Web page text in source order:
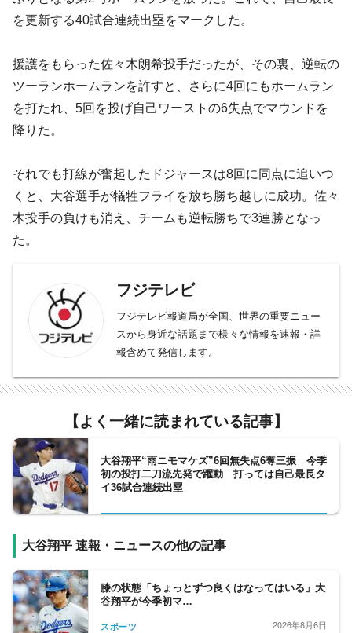
を更新する40試合連続出塁をマークした。
援護をもらった佐々木朗希投手だったが、その裏、逆転の
ツーランホームランを許すと、さらに4回にもホームラン
を打たれ、5回を投げ自己ワーストの6失点でマウンドを
降りた。
それでも打線が奮起したドジャースは8回に同点に追いつ
くと、大谷選手が犠牲フライを放ち勝ち越しに成功。佐々
木投手の負けも消え、チームも逆転勝ちで3連勝となっ
た。
フジテレビ
フジテレビ報道局が全国、世界の重要ニュー
スから身近な話題まで様々な情報を速報・詳
報含めて発信します。
【よく一緒に読まれている記事】
大谷翔平“雨ニモマケズ”6回無失点6奪三振 今季
初の投打二刀流先発で躍動 打っては自己最長タ
イ36試合連続出塁
大谷翔平 速報・ニュースの他の記事
膝の状態「ちょっとずつ良くはなってはいる」大
谷翔平が今季初マ…
スポーツ 2026年8月6日